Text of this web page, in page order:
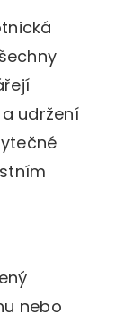
udržení
nebo